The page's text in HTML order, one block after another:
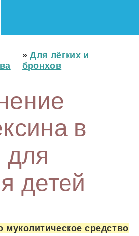
»Для лёгких и
бронхов
в
для
детей
муколитическое средство